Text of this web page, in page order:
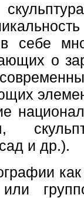
себе
о
и др.).
как